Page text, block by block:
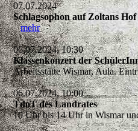
07.07.2024
Schlagsophon auf Zoltans Hof
mehr
06.07.2024, 10:30
Klassenkonzert der
Arbeitsstätte Wismar, Aula.
06.07.2024, 10:00
TdoT des Landrates
10 Uhr bis 14 Uhr in Wismar